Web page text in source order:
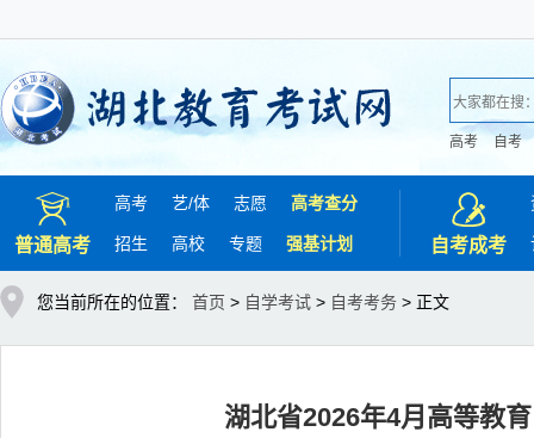
高考 自考
普通高考
高考 艺/体 志愿 高考查分
招生 高校 专题 强基计划 自考成考
您当前所在的位置： 首页 > 自学考试 > 自考考务 > 正文
湖北省2026年4月高等教